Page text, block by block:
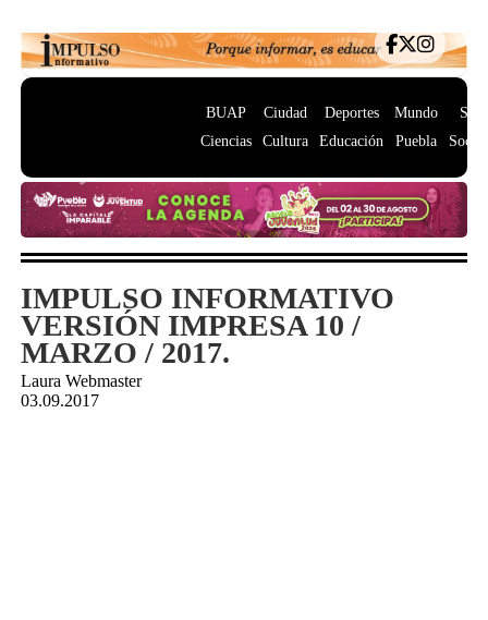
BUAP
Ciencias
Ciudad
Cultura
Deportes
Educación
Mundo
Puebla
IMPULSO INFORMATIVO
VERSIÓN IMPRESA 10 /
MARZO / 2017.
Laura Webmaster
03.09.2017